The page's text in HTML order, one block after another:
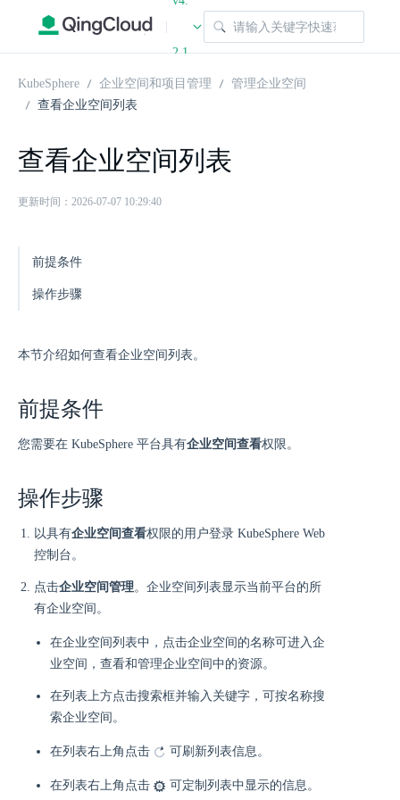
|
2.1
KubeSphere 企业空间和项目管理
管理企业空间
查看企业空间列表
查看企业空间列表
更新时间：2026-07-07 10:29:40
前提条件
操作步骤
本节介绍如何查看企业空间列表。
前提条件
您需要在 KubeSphere 平台具有企业空间查看权限。
操作步骤
以具有企业空间查看权限的用户登录 KubeSphere Web
控制台。
点击企业空间管理。企业空间列表显示当前平台的所
有企业空间。
在企业空间列表中，点击企业空间的名称可进入企
业空间，查看和管理企业空间中的资源。
在列表上方点击搜索框并输入关键字，可按名称搜
索企业空间。
在列表右上角点击 可刷新列表信息。
在列表右上角点击 可定制列表中显示的信息。